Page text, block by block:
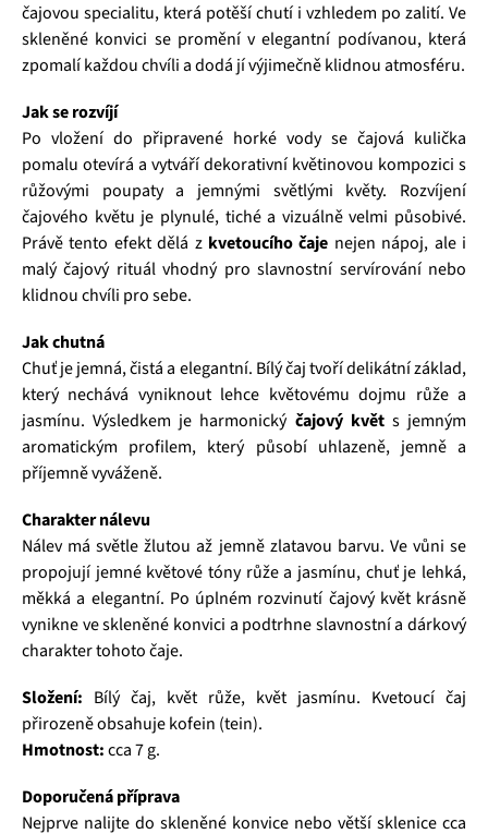
čajovou specialitu, která potěší chutí i vzhledem po zalití. Ve
skleněné konvici se promění v elegantní podívanou, která
zpomalí každou chvíli a dodá jí výjimečně klidnou atmosféru.
Jak se rozvíjí
Po vložení do připravené horké vody se čajová kulička
pomalu otevírá a vytváří dekorativní květinovou kompozici s
růžovými poupaty a jemnými světlými květy. Rozvíjení
čajového květu je plynulé, tiché a vizuálně velmi působivé.
Právě tento efekt dělá z kvetoucího čaje nejen nápoj, ale i
malý čajový rituál vhodný pro slavnostní servírování nebo
klidnou chvíli pro sebe.
Jak chutná
Chuť je jemná, čistá a elegantní. Bílý čaj tvoří delikátní základ,
který nechává vyniknout lehce květovému dojmu růže a
jasmínu. Výsledkem je harmonický čajový květs jemným
aromatickým profilem, který působí uhlazeně, jemně a
příjemně vyváženě.
Charakter nálevu
Nálev má světle žlutou až jemně zlatavou barvu. Ve vůni se
propojují jemné květové tóny růže a jasmínu, chuť je lehká,
měkká a elegantní. Po úplném rozvinutí čajový květ krásně
vynikne ve skleněné konvici a podtrhne slavnostní a dárkový
charakter tohoto čaje.
Složení: Bílý čaj, květ růže, květ jasmínu. Kvetoucí čaj
přirozeně obsahuje kofein (tein).
Hmotnost:cca 7 g.
Doporučená příprava
Nejprve nalijte do skleněné konvice nebo větší sklenice cca